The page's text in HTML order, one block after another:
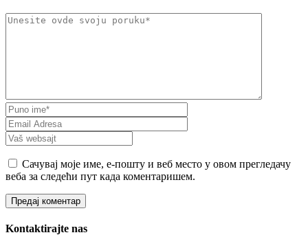
Сачувај моје име, е-пошту и веб место у овом прегледачу
веба за следећи пут када коментаришем.
Kontaktirajte nas